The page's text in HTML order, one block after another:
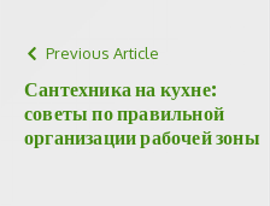
Previous Article
Сантехника на кухне:
советы по правильной
организации рабочей зоны